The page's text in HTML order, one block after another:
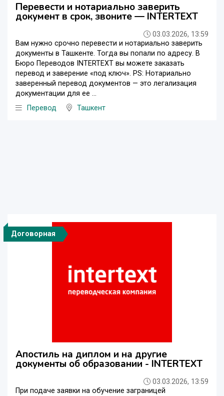
Перевести и нотариально заверить
документ в срок, звоните — INTERTEXT
03.03.2026, 13:59
Вам нужно срочно перевести и нотариально заверить
документы в Ташкенте. Тогда вы попали по адресу. В
Бюро Переводов INTERTEXT вы можете заказать
перевод и заверение «под ключ». PS: Нотариально
заверенный перевод документов — это легализация
документации для ее ...
Перевод
Ташкент
Договорная
Апостиль на диплом и на другие
документы об образовании - INTERTEXT
03.03.2026, 13:59
При подаче заявки на обучение заграницей